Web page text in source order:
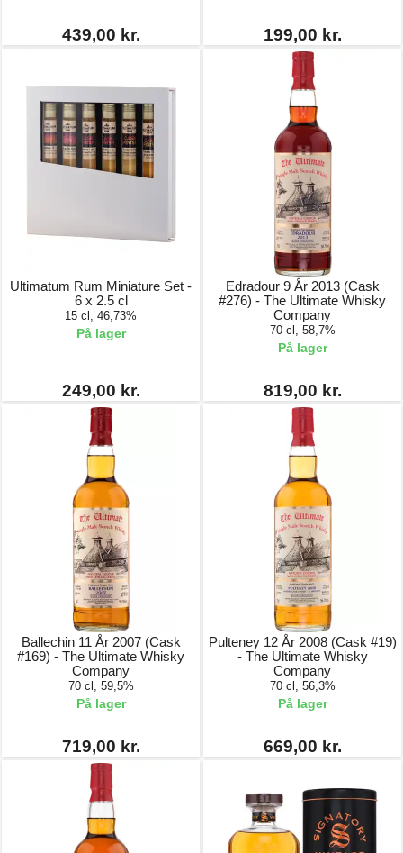
439,00 kr. 199,00 kr.
Ultimatum Rum Miniature Set -
6 x 2.5 cl
15 cl, 46,73%
På lager
249,00 kr.
Edradour 9 År 2013 (Cask
#276) - The Ultimate Whisky
Company
70 cl, 58,7%
På lager
819,00 kr.
Ballechin 11 År 2007 (Cask
#169) - The Ultimate Whisky
Company
70 cl, 59,5%
På lager
719,00 kr.
Pulteney 12 År 2008 (Cask #19)
- The Ultimate Whisky
Company
70 cl, 56,3%
På lager
669,00 kr.